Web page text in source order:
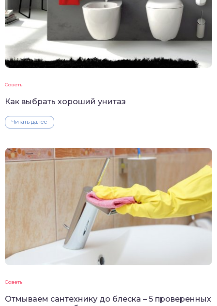
Советы
Как выбрать хороший унитаз
Читать далее
Советы
Отмываем сантехнику до блеска – 5 проверенных